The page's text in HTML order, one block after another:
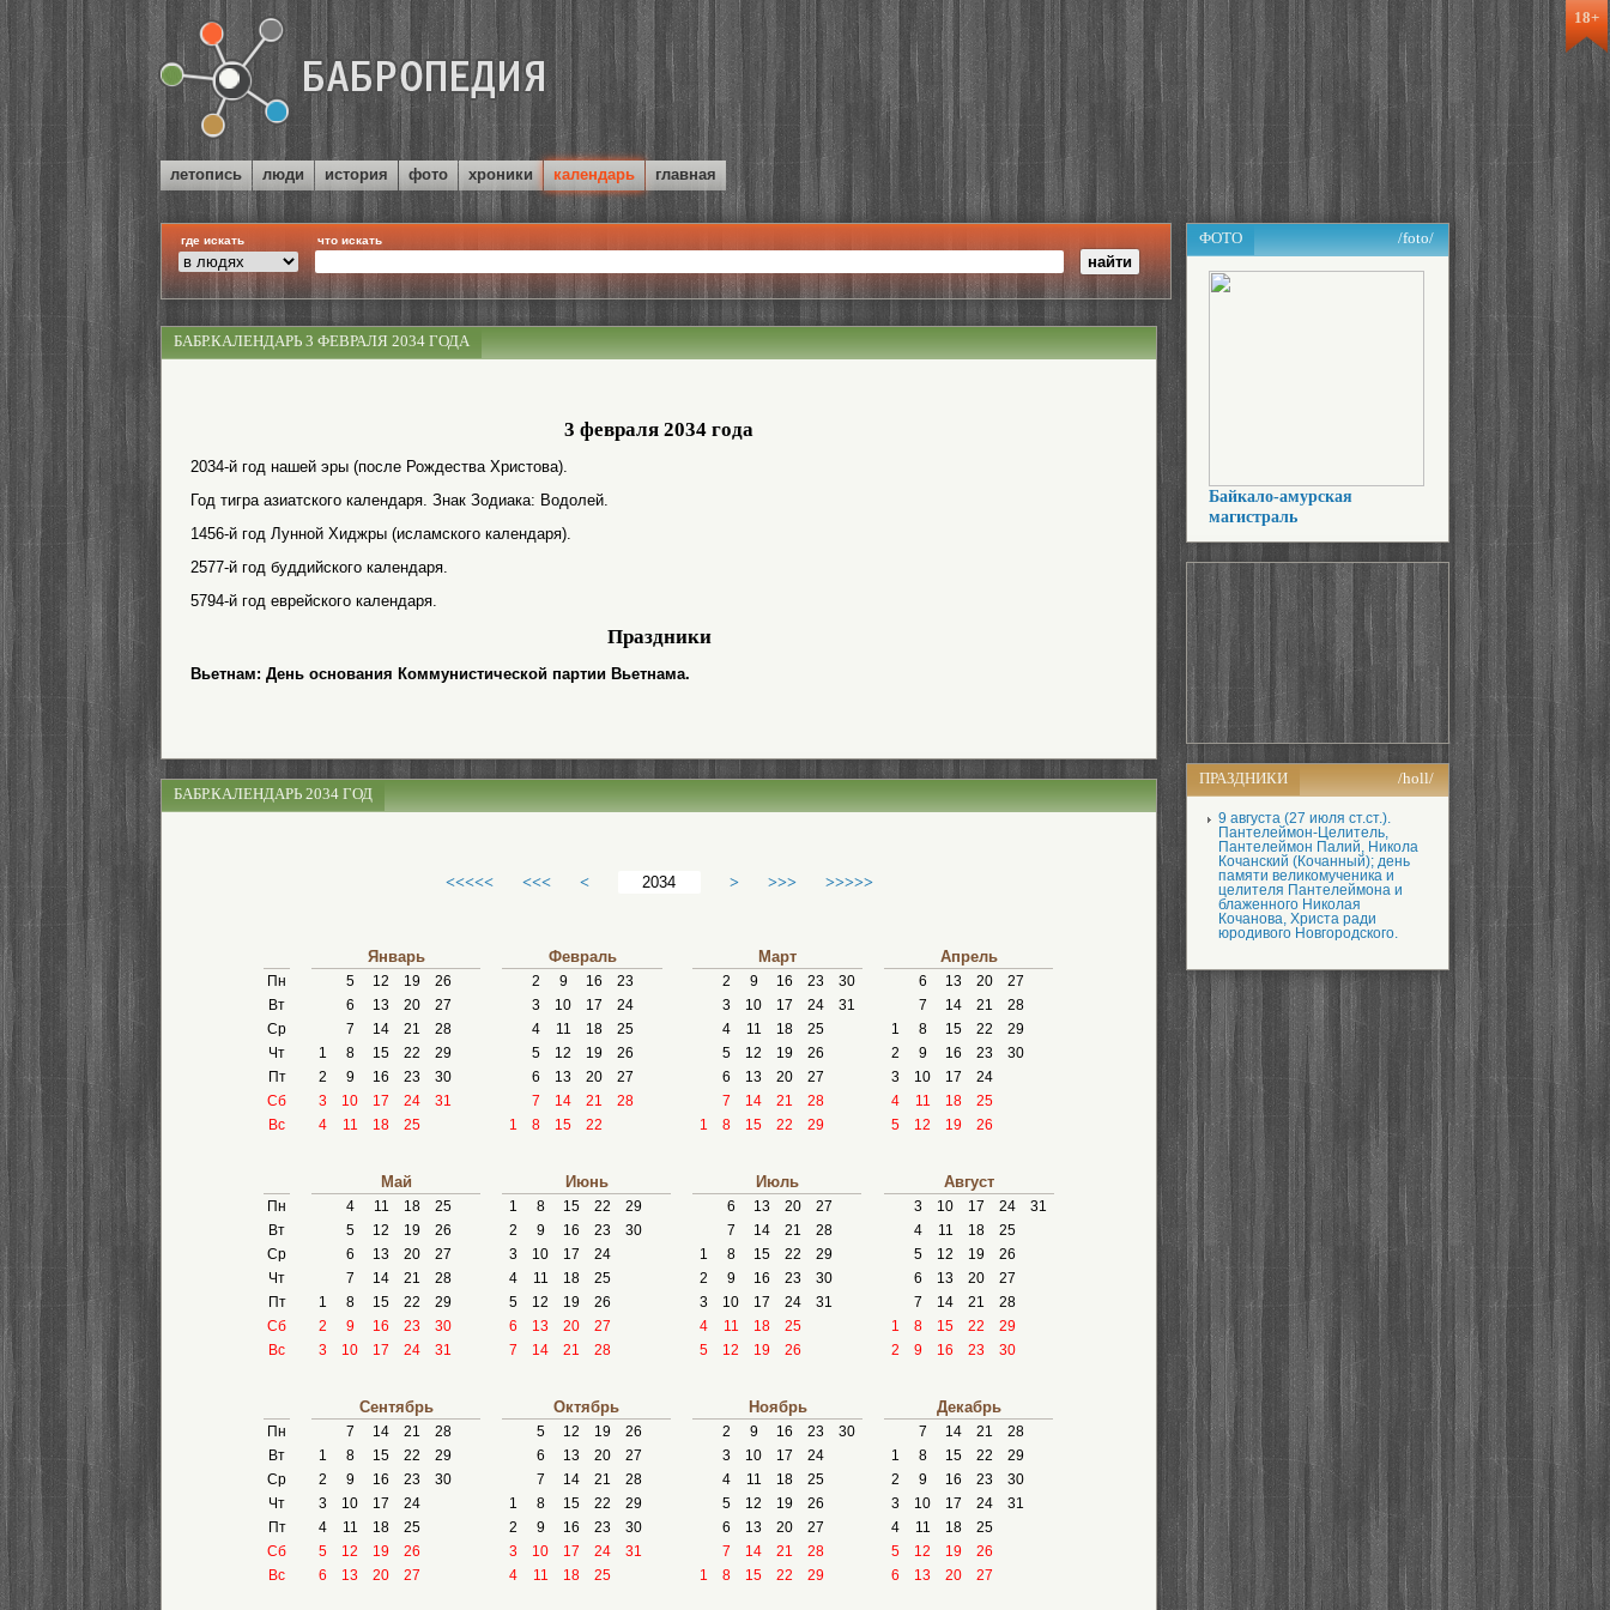
18+
летопись люди история фото хроники календарь главная
где искать что искать ФОТО /foto/
Байкало-амурская
магистраль
ПРАЗДНИКИ /holl/
9 августа (27 июля ст.ст.).
Пантелеймон-Целитель,
Пантелеймон Палий, Никола
Кочанский (Кочанный); день
памяти великомученика и
целителя Пантелеймона и
блаженного Николая
Кочанова, Христа ради
юродивого Новгородского.
БАБР.КАЛЕНДАРЬ 3 ФЕВРАЛЯ 2034 ГОДА
3 февраля 2034 года
2034-й год нашей эры (после Рождества Христова).
Год тигра азиатского календаря. Знак Зодиака: Водолей.
1456-й год Лунной Хиджры (исламского календаря).
2577-й год буддийского календаря.
5794-й год еврейского календаря.
Праздники
Вьетнам: День основания Коммунистической партии Вьетнама.
БАБР.КАЛЕНДАРЬ 2034 ГОД
<<<<< <<< < > >>> >>>>>
Пн
Вт
Ср
Чт
Пт
Сб
Вс
Январь
5 12 19
26
6
13 20
27
7
14 21
28
1
8 15 22
29
2
9 16 23
30
3
10 17 24
31
4
11 18 25
Февраль
2 9 16
23
3
10 17
24
4
11 18
25
5
12 19
26
6
13 20
27
7
14 21
28
1
8 15 22
Март
2 9 16 23
30
3
10 17 24
31
4
11 18
25
5
12 19
26
6
13 20
27
7
14 21
28
1
8 15 22 29
Апрель
6 13 20
27
7
14 21
28
1
8 15 22
29
2
9 16 23
30
3
10 17
24
4
11 18
25
5
12 19 26
Пн
Вт
Ср
Чт
Пт
Сб
Вс
Май
4 11 18
25
5
12 19
26
6
13 20
27
7
14 21
28
1
8 15 22
29
2
9 16 23
30
3
10 17 24 31
Июнь
1 8 15 22
29
2
9 16 23
30
3
10 17
24
4
11 18
25
5
12 19
26
6
13 20
27
7
14 21 28
Июль
6 13 20
27
7
14 21
28
1
8 15 22
29
2
9 16 23
30
3
10 17 24
31
4
11 18
25
5
12 19 26
Август
3 10 17 24
31
4
11 18
25
5
12 19
26
6
13 20
27
7
14 21
28
1
8 15 22
29
2
9 16 23 30
Пн
Вт
Ср
Чт
Пт
Сб
Вс
Сентябрь
7 14 21
28
1
8 15 22
29
2
9 16 23
30
3
10 17
24
4
11 18
25
5
12 19
26
6
13 20 27
Октябрь
5 12 19
26
6
13 20
27
7
14 21
28
1
8 15 22
29
2
9 16 23
30
3
10 17 24
31
4
11 18 25
Ноябрь
2 9 16 23
30
3
10 17
24
4
11 18
25
5
12 19
26
6
13 20
27
7
14 21
28
1
8 15 22 29
Декабрь
7 14 21
28
1
8 15 22
29
2
9 16 23
30
3
10 17 24
31
4
11 18
25
5
12 19
26
6
13 20 27